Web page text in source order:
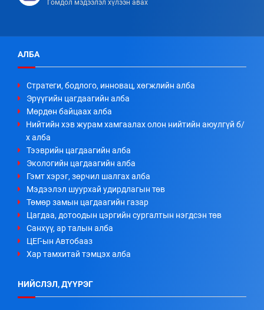
Гомдол мэдээлэл хүлээн авах
АЛБА
Стратеги, бодлого, инновац, хөгжлийн алба
Эрүүгийн цагдаагийн алба
Мөрдөн байцаах алба
Нийтийн хэв журам хамгаалах олон нийтийн аюулгүй б/
х алба
Тээврийн цагдаагийн алба
Экологийн цагдаагийн алба
Гэмт хэрэг, зөрчил шалгах алба
Мэдээлэл шуурхай удирдлагын төв
Төмөр замын цагдаагийн газар
Цагдаа, дотоодын цэргийн сургалтын нэгдсэн төв
Санхүү, ар талын алба
ЦЕГ-ын Автобааз
Хар тамхитай тэмцэх алба
НИЙСЛЭЛ, ДҮҮРЭГ